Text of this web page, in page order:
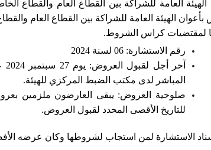
الهيئة العامة للشراكة بين القطاع العام والقطاع
بأعوان الهيئة العامة للشراكة بين القطاع العام
لمقتضيات كراس الشروط.
رقم الاستشارة: 06 لسنة 2024
آخر أجل لقبول العروض: يوم27 سبتمبر2024
المباشر لدى مكتب الضبط المركزي للهيئة.
صلوحية العروض: يبقى العارضون ملزمين
للتاريخ الأقصى المحدد لقبول العروض.
الاستشارة لمن استجاب لشروطها وكان عرضه